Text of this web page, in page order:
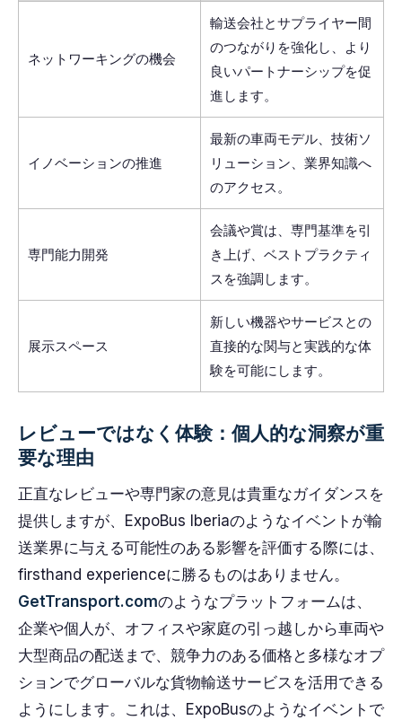
ネットワーキングの機会
輸送会社とサプライヤー間
のつながりを強化し、より
良いパートナーシップを促
進します。
イノベーションの推進
最新の車両モデル、技術ソ
リューション、業界知識へ
のアクセス。
専門能力開発
会議や賞は、専門基準を引
き上げ、ベストプラクティ
スを強調します。
展示スペース
新しい機器やサービスとの
直接的な関与と実践的な体
験を可能にします。
レビューではなく体験：個人的な洞察が重
要な理由
正直なレビューや専門家の意見は貴重なガイダンスを
提供しますが、ExpoBus Iberiaのようなイベントが輸
送業界に与える可能性のある影響を評価する際には、
firsthand experienceに勝るものはありません。
GetTransport.comのようなプラットフォームは、
企業や個人が、オフィスや家庭の引っ越しから車両や
大型商品の配送まで、競争力のある価格と多様なオプ
ションでグローバルな貨物輸送サービスを活用できる
ようにします。これは、ExpoBusのようなイベントで